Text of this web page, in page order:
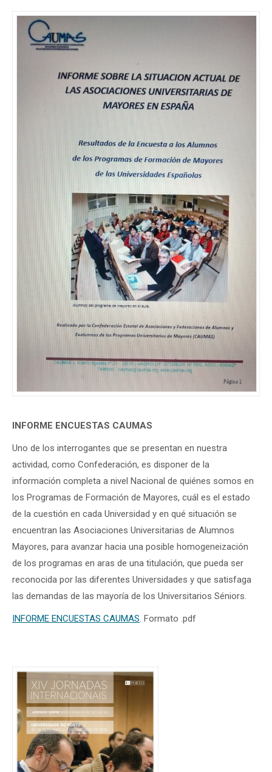
INFORME ENCUESTAS CAUMAS
Uno de los interrogantes que se presentan en nuestra
actividad, como Confederación, es disponer de la
información completa a nivel Nacional de quiénes somos en
los Programas de Formación de Mayores, cuál es el estado
de la cuestión en cada Universidad y en qué situación se
encuentran las Asociaciones Universitarias de Alumnos
Mayores, para avanzar hacia una posible homogeneización
de los programas en aras de una titulación, que pueda ser
reconocida por las diferentes Universidades y que satisfaga
las demandas de las mayoría de los Universitarios Séniors.
INFORME ENCUESTAS CAUMAS. Formato .pdf